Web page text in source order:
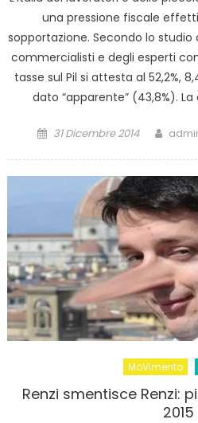
una pressione fiscale
sopportazione. Secondo lo
commercialisti e degli esperti
tasse sul Pil si attesta al 52,2%,
dato “apparente” (43,8%).
Posted
31 Dicembre 2014
MoVimento
Renzi smentisce Renzi:
2015